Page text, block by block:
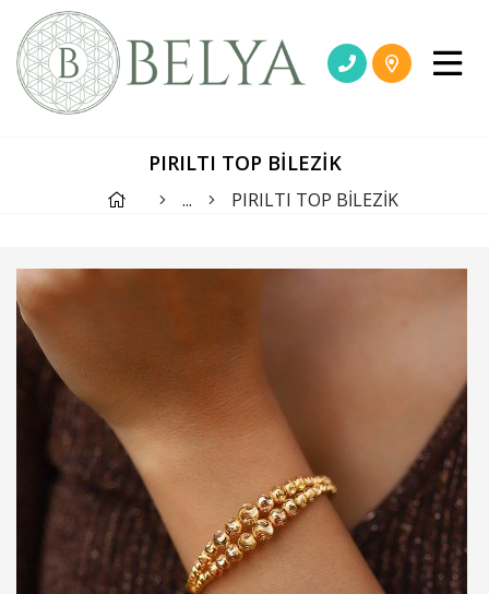
PIRILTI TOP BİLEZİK
... PIRILTI TOP BİLEZİK